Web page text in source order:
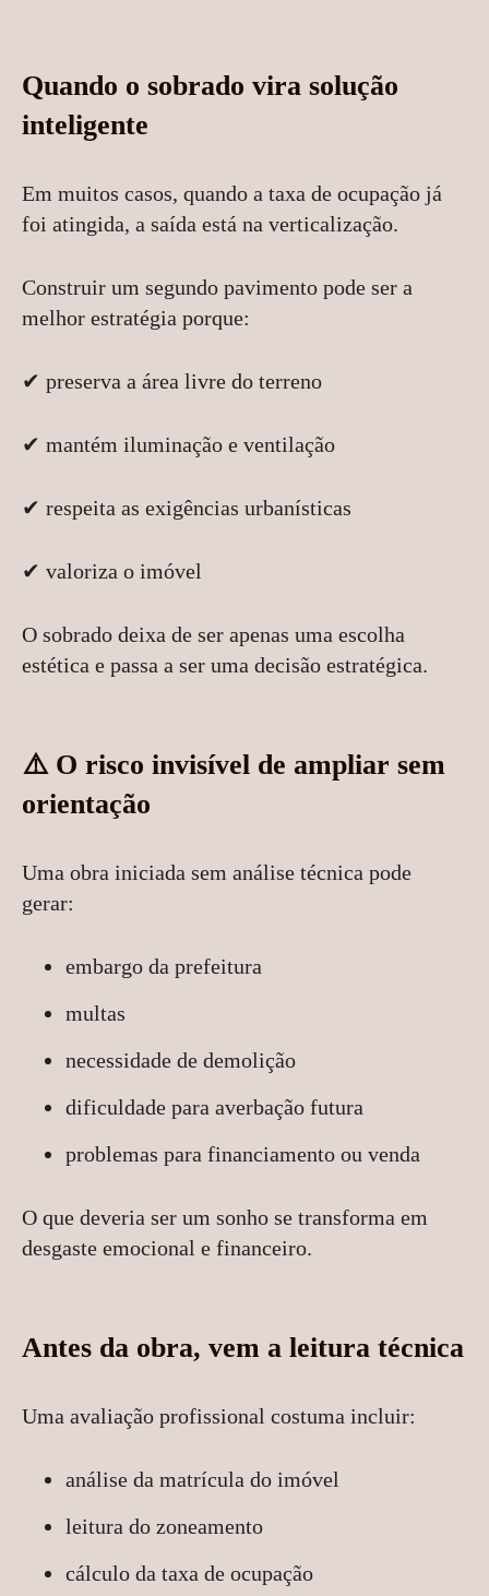
Quando o sobrado vira solução
inteligente
Em muitos casos, quando a taxa de ocupação já
foi atingida, a saída está na verticalização.
Construir um segundo pavimento pode ser a
melhor estratégia porque:
✔ preserva a área livre do terreno
✔ mantém iluminação e ventilação
✔ respeita as exigências urbanísticas
✔ valoriza o imóvel
O sobrado deixa de ser apenas uma escolha
estética e passa a ser uma decisão estratégica.
⚠️ O risco invisível de ampliar sem
orientação
Uma obra iniciada sem análise técnica pode
gerar:
embargo da prefeitura
multas
necessidade de demolição
dificuldade para averbação futura
problemas para financiamento ou venda
O que deveria ser um sonho se transforma em
desgaste emocional e financeiro.
Antes da obra, vem a leitura técnica
Uma avaliação profissional costuma incluir:
análise da matrícula do imóvel
leitura do zoneamento
cálculo da taxa de ocupação